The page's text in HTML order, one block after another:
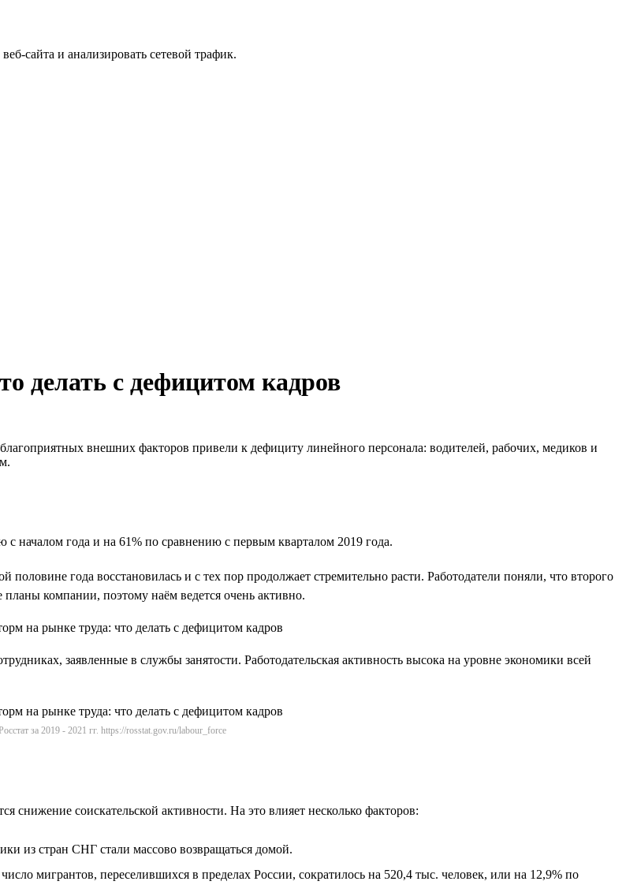
сайта и анализировать сетевой трафик.
делать с дефицитом кадров
внешних факторов привели к дефициту линейного персонала: водителей, рабочих, медиков и
началом года и на 61% по сравнению с первым кварталом 2019 года.
года восстановилась и с тех пор продолжает стремительно расти. Работодатели поняли, что второго
планы компании, поэтому наём ведется очень активно.
заявленные в службы занятости. Работодательская активность высока на уровне экономики всей
за 2019 - 2021 гг. https://rosstat.gov.ru/labour_force
снижение соискательской активности. На это влияет несколько факторов:
из стран СНГ стали массово возвращаться домой.
мигрантов, переселившихся в пределах России, сократилось на 520,4 тыс. человек, или на 12,9% по